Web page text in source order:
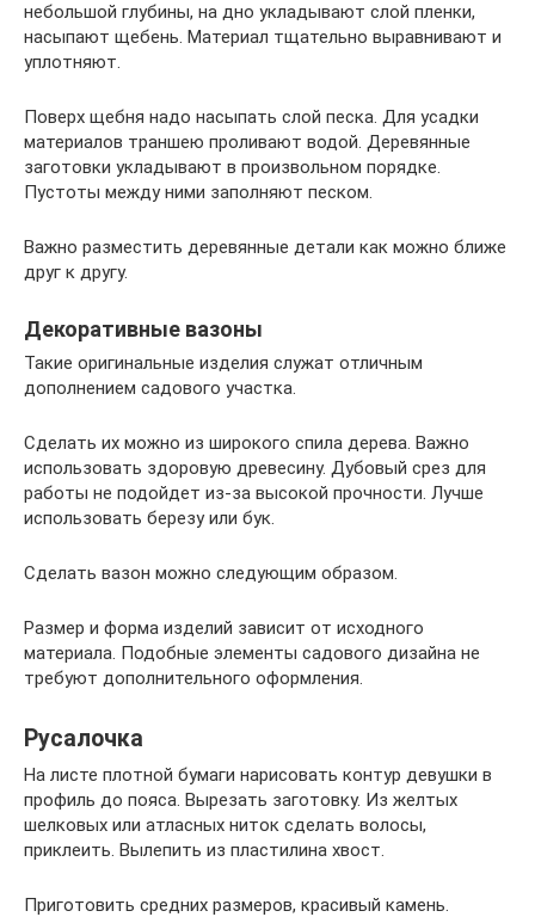
небольшой глубины, на дно укладывают слой пленки,
насыпают щебень. Материал тщательно выравнивают и
уплотняют.
Поверх щебня надо насыпать слой песка. Для усадки
материалов траншею проливают водой. Деревянные
заготовки укладывают в произвольном порядке.
Пустоты между ними заполняют песком.
Важно разместить деревянные детали как можно ближе
друг к другу.
Декоративные вазоны
Такие оригинальные изделия служат отличным
дополнением садового участка.
Сделать их можно из широкого спила дерева. Важно
использовать здоровую древесину. Дубовый срез для
работы не подойдет из-за высокой прочности. Лучше
использовать березу или бук.
Сделать вазон можно следующим образом.
Размер и форма изделий зависит от исходного
материала. Подобные элементы садового дизайна не
требуют дополнительного оформления.
Русалочка
На листе плотной бумаги нарисовать контур девушки в
профиль до пояса. Вырезать заготовку. Из желтых
шелковых или атласных ниток сделать волосы,
приклеить. Вылепить из пластилина хвост.
Приготовить средних размеров, красивый камень.